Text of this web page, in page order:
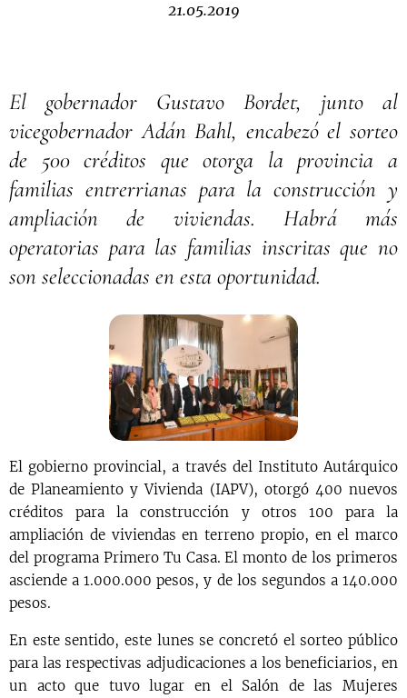
21.05.2019
El gobernador Gustavo Bordet, junto al
vicegobernador Adán Bahl, encabezó el sorteo
de 500 créditos que otorga la provincia a
familias entrerrianas para la construcción y
ampliación de viviendas. Habrá más
operatorias para las familias inscritas que no
son seleccionadas en esta oportunidad.
El gobierno provincial, a través del Instituto Autárquico
de Planeamiento y Vivienda (IAPV), otorgó 400 nuevos
créditos para la construcción y otros 100 para la
ampliación de viviendas en terreno propio, en el marco
del programa Primero Tu Casa. El monto de los primeros
asciende a 1.000.000 pesos, y de los segundos a 140.000
pesos.
En este sentido, este lunes se concretó el sorteo público
para las respectivas adjudicaciones a los beneficiarios, en
un acto que tuvo lugar en el Salón de las Mujeres